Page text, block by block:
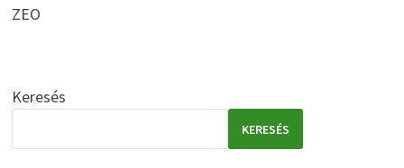
ZEO
Keresés
KERESÉS